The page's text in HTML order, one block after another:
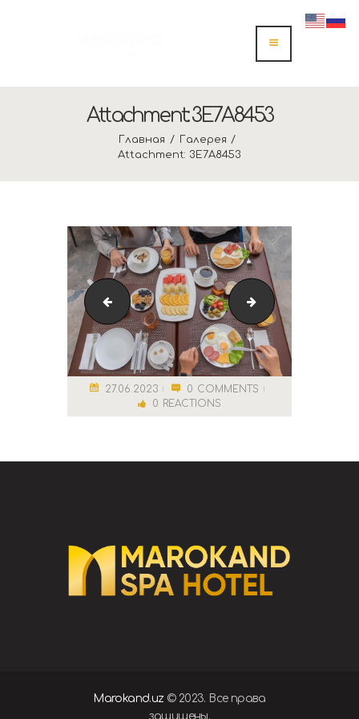
Attachment: 3E7A8453
Главная
Галерея
Attachment: 3E7A8453
3E7A8335 3E7A9217
27.06.2023 0 COMMENTS
0 REACTIONS
Marokand.uz © 2023. Все права
защищены.